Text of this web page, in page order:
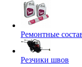
Ремонтные
Резчики швов